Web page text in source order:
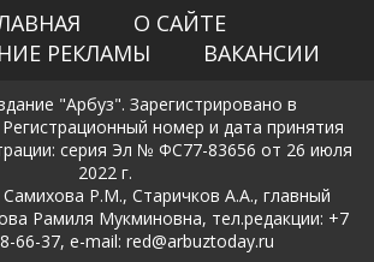
О САЙТЕ
РЕКЛАМЫ
ВАКАНСИИ
"Арбуз". Зарегистрировано в
номер и дата принятия
серия Эл № ФС77-83656 от 26 июля
2022 г.
Р.М., Старичков А.А., главный
Рамиля Мукминовна, тел.редакции: +7
66-37, e-mail: red@arbuztoday.ru